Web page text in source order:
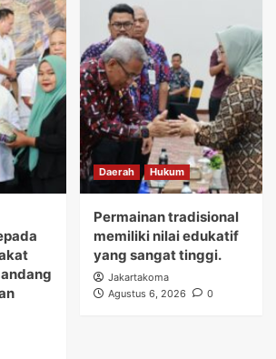
Daerah Hukum
Permainan tradisional
memiliki nilai edukatif
yang sangat tinggi.
Jakartakoma
Agustus 6, 2026
0